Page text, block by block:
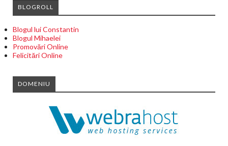
BLOGROLL
Blogul lui Constantin
Blogul Mihaelei
Promovări Online
Felicitări Online
DOMENIU